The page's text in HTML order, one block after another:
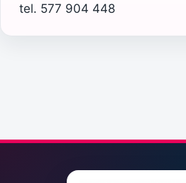
tel. 577 904 448